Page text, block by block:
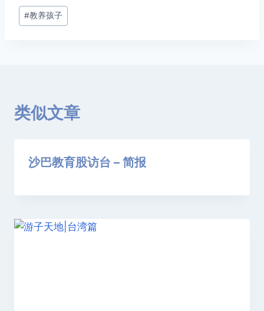
文
章
#教养孩子
类似文章
沙巴教育股访台 – 简报